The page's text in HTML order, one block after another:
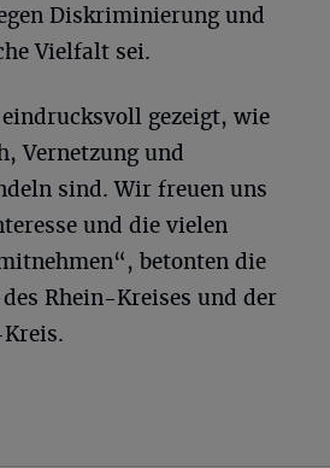
Diskriminierung und
Vielfalt sei.
gezeigt, wie
Vernetzung und
sind. Wir freuen uns
und die vielen
betonten die
Rhein-Kreises und der